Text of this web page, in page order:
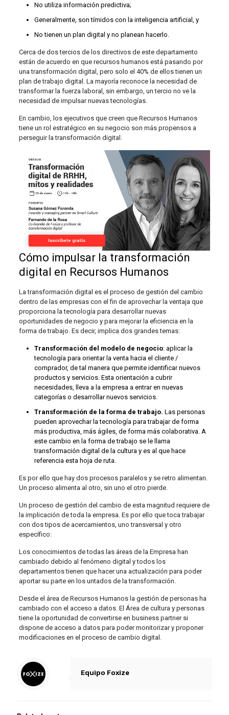
No utiliza información predictiva;
Generalmente, son tímidos con la inteligencia artificial, y
No tienen un plan digital y no planean hacerlo.
Cerca de dos tercios de los directivos de este departamento
están de acuerdo en que recursos humanos está pasando por
una transformación digital, pero solo el 40% de ellos tienen un
plan de trabajo digital. La mayoría reconoce la necesidad de
transformar la fuerza laboral, sin embargo, un tercio no ve la
necesidad de impulsar nuevas tecnologías.
En cambio, los ejecutivos que creen que Recursos Humanos
tiene un rol estratégico en su negocio son más propensos a
perseguir la transformación digital.
Cómo impulsar la transformación
digital en Recursos Humanos
La transformación digital es el proceso de gestión del cambio
dentro de las empresas con el fin de aprovechar la ventaja que
proporciona la tecnología para desarrollar nuevas
oportunidades de negocio y para mejorar la eficiencia en la
forma de trabajo. Es decir, implica dos grandes temas:
Transformación del modelo de negocio: aplicar la
tecnología para orientar la venta hacia el cliente /
comprador, de tal manera que permite identificar nuevos
productos y servicios. Esta orientación a cubrir
necesidades, lleva a la empresa a entrar en nuevas
categorías o desarrollar nuevos servicios.
Transformación de la forma de trabajo. Las personas
pueden aprovechar la tecnología para trabajar de forma
más productiva, más ágiles, de forma más colaborativa. A
este cambio en la forma de trabajo se le llama
transformación digital de la cultura y es al que hace
referencia esta hoja de ruta.
Es por ello que hay dos procesos paralelos y se retro alimentan.
Un proceso alimenta al otro, sin uno el otro pierde.
Un proceso de gestión del cambio de esta magnitud requiere de
la implicación de toda la empresa. Es por ello que toca trabajar
con dos tipos de acercamientos, uno transversal y otro
específico:
Los conocimientos de todas las áreas de la Empresa han
cambiado debido al fenómeno digital y todos los
departamentos tienen que hacer una actualización para poder
aportar su parte en los untados de la transformación.
Desde el área de Recursos Humanos la gestión de personas ha
cambiado con el acceso a datos. El Área de cultura y personas
tiene la oportunidad de convertirse en business partner si
dispone de acceso a datos para poder monitorizar y proponer
modificaciones en el proceso de cambio digital.
Equipo Foxize